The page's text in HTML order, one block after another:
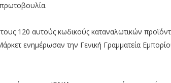
120 αυτούς κωδικούς καταναλωτικών
ενημέρωσαν την Γενική Γραμματεία